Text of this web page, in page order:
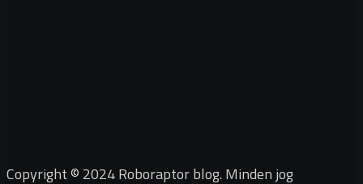
Copyright © 2024 Roboraptor blog. Minden jog